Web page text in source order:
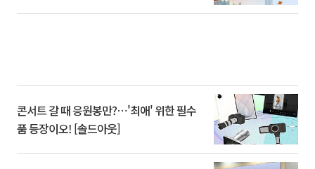
콘서트 갈 때 응원봉만?⋯'최애' 위한 필수
품 등장이오! [솔드아웃]